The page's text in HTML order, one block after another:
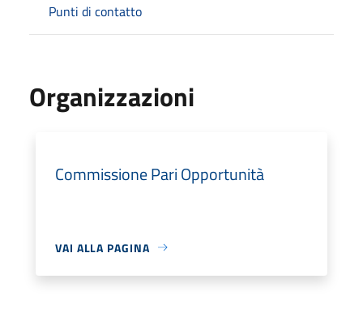
Punti di contatto
Organizzazioni
Commissione Pari Opportunità
VAI ALLA PAGINA